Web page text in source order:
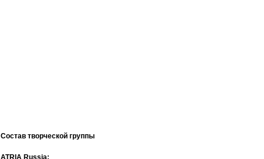
Состав творческой группы
ATRIA Russia: